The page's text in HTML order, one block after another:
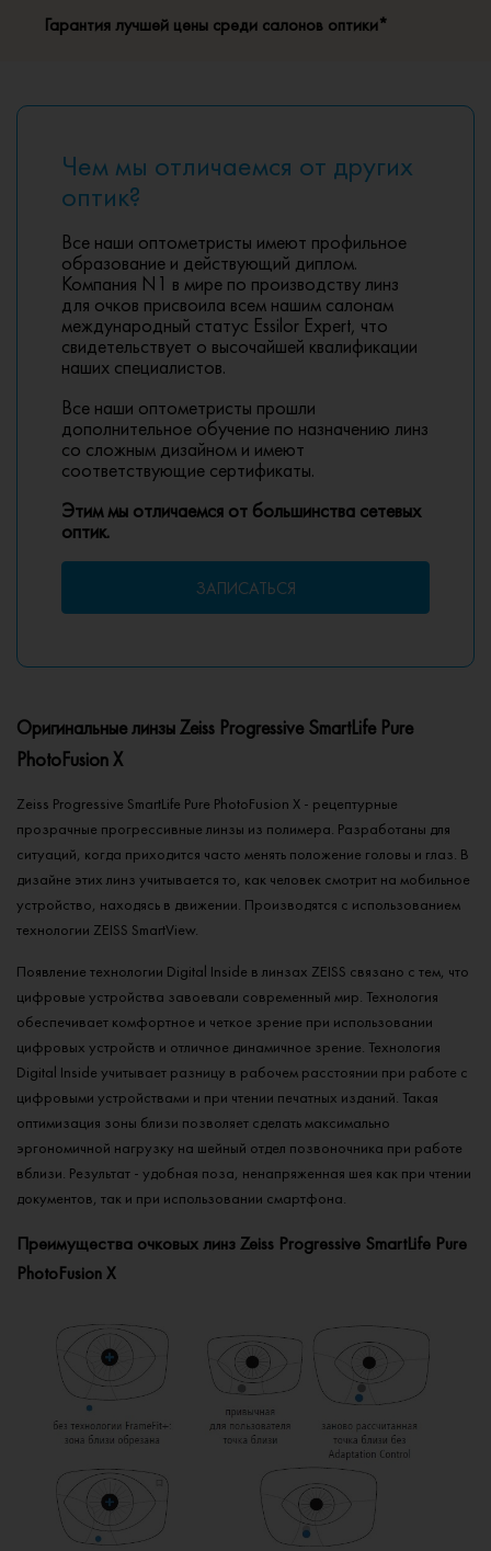
Гарантия лучшей цены среди салонов оптики*
Чем мы отличаемся от других
оптик?
Все наши оптометристы имеют профильное
образование и действующий диплом.
Компания N1 в мире по производству линз
для очков присвоила всем нашим салонам
международный статус Essilor Expert, что
свидетельствует о высочайшей квалификации
наших специалистов.
Все наши оптометристы прошли
дополнительное обучение по назначению линз
со сложным дизайном и имеют
соответствующие сертификаты.
Этим мы отличаемся от большинства сетевых
оптик.
ЗАПИСАТЬСЯ
Оригинальные линзы Zeiss Progressive SmartLife Pure
PhotoFusion X
Zeiss Progressive SmartLife Pure PhotoFusion X - рецептурные
прозрачные прогрессивные линзы из полимера. Разработаны для
ситуаций, когда приходится часто менять положение головы и глаз. В
дизайне этих линз учитывается то, как человек смотрит на мобильное
устройство, находясь в движении. Производятся с использованием
технологии ZEISS SmartView.
Появление технологии Digital Inside в линзах ZEISS связано с тем, что
цифровые устройства завоевали современный мир. Технология
обеспечивает комфортное и четкое зрение при использовании
цифровых устройств и отличное динамичное зрение. Технология
Digital Inside учитывает разницу в рабочем расстоянии при работе с
цифровыми устройствами и при чтении печатных изданий. Такая
оптимизация зоны близи позволяет сделать максимально
эргономичной нагрузку на шейный отдел позвоночника при работе
вблизи. Результат - удобная поза, ненапряженная шея как при чтении
документов, так и при использовании смартфона.
Преимущества очковых линз Zeiss Progressive SmartLife Pure
PhotoFusion X